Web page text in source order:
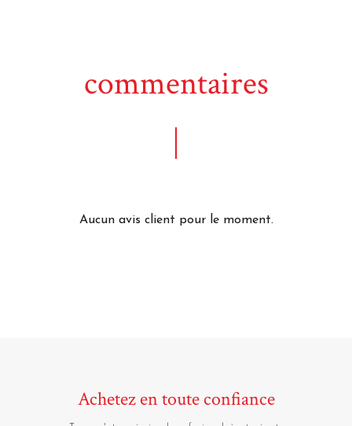
commentaires
Aucun avis client pour le moment.
Achetez en toute confiance